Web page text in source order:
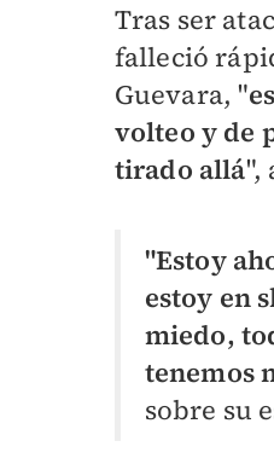
Tras ser
falleció
Guevara, "
volteo y de
tirado allá",
"Estoy
estoy en
miedo,
tenemos
sobre su